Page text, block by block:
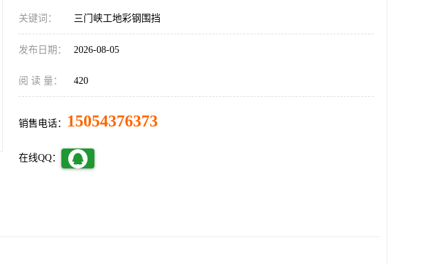
关键词： 三门峡工地彩钢围挡
发布日期： 2026-08-05
阅 读 量： 420
销售电话： 15054376373
在线QQ：